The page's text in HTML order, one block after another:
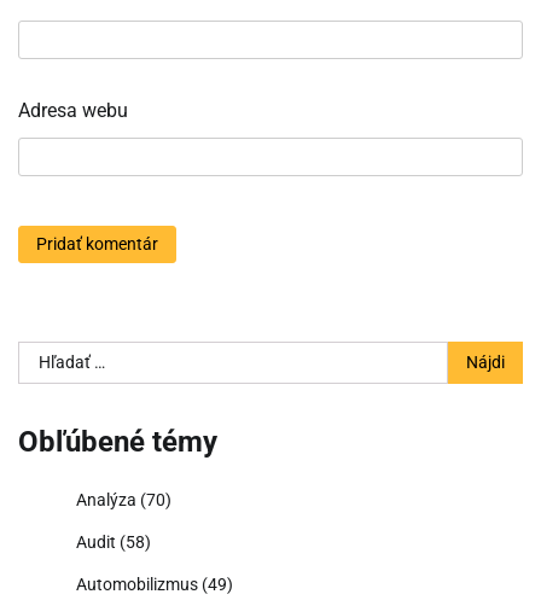
Adresa webu
Hľadať:
Obľúbené témy
Analýza (70)
Audit (58)
Automobilizmus (49)